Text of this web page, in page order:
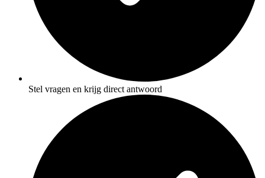
Stel vragen en krijg direct antwoord